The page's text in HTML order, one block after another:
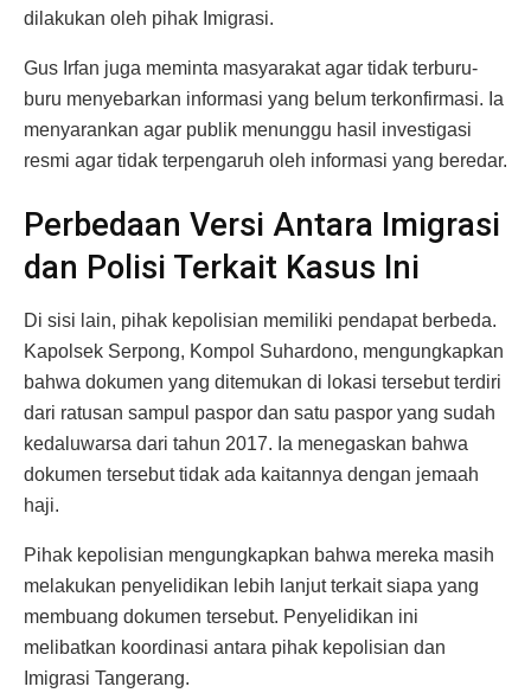
dilakukan oleh pihak Imigrasi.
Gus Irfan juga meminta masyarakat agar tidak terburu-
buru menyebarkan informasi yang belum terkonfirmasi. Ia
menyarankan agar publik menunggu hasil investigasi
resmi agar tidak terpengaruh oleh informasi yang beredar.
Perbedaan Versi Antara Imigrasi
dan Polisi Terkait Kasus Ini
Di sisi lain, pihak kepolisian memiliki pendapat berbeda.
Kapolsek Serpong, Kompol Suhardono, mengungkapkan
bahwa dokumen yang ditemukan di lokasi tersebut terdiri
dari ratusan sampul paspor dan satu paspor yang sudah
kedaluwarsa dari tahun 2017. Ia menegaskan bahwa
dokumen tersebut tidak ada kaitannya dengan jemaah
haji.
Pihak kepolisian mengungkapkan bahwa mereka masih
melakukan penyelidikan lebih lanjut terkait siapa yang
membuang dokumen tersebut. Penyelidikan ini
melibatkan koordinasi antara pihak kepolisian dan
Imigrasi Tangerang.